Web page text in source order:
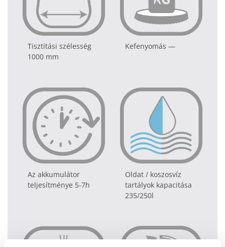
Tisztítási szélesség
1000 mm
Kefenyomás —
Az akkumulátor
teljesítménye 5-7h
Oldat / koszosvíz
tartályok kapacitása
235/250l